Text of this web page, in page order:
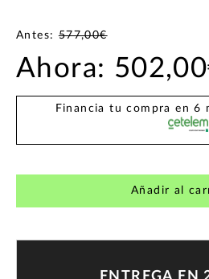
Antes:577,00€
Ahora:
Financia tu compra en 6
Añadir al